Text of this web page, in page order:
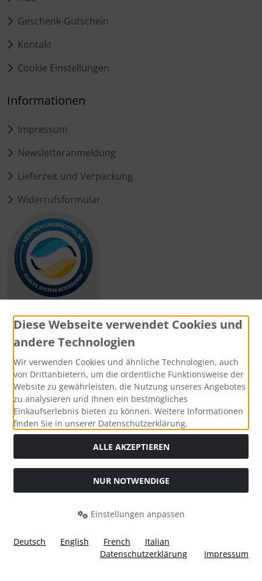
Geschenk-Gutschein
Kontakt
Cookie Einstellungen
Informationen
Impressum
Newsletteranmeldung
Lieferzeit und Verpackung
Widerrufsformular
Zahlungsmethoden
Social Media
Widerrufsformular
Diese Webseite verwendet Cookies und
andere Technologien
Wir verwenden Cookies und ähnliche Technologien, auch
von Drittanbietern, um die ordentliche Funktionsweise der
Website zu gewährleisten, die Nutzung unseres Angebotes
zu analysieren und Ihnen ein bestmögliches
Einkaufserlebnis bieten zu können. Weitere Informationen
finden Sie in unserer Datenschutzerklärung.
ALLE AKZEPTIEREN
NUR NOTWENDIGE
Einstellungen anpassen
Deutsch English French
Italian
Datenschutzerklärung
Impressum